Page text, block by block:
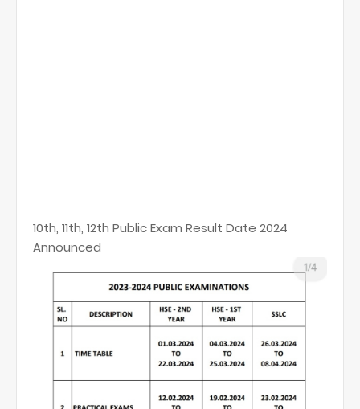
10th, 11th, 12th Public Exam Result Date 2024
Announced